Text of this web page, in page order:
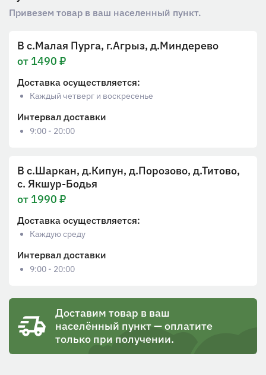
Привезем товар в ваш населенный пункт.
В с.Малая Пурга, г.Агрыз, д.Миндерево
от 1490 ₽
Доставка осуществляется:
Каждый четверг и воскресенье
Интервал доставки
9:00 - 20:00
В с.Шаркан, д.Кипун, д.Порозово, д.Титово,
с. Якшур-Бодья
от 1990 ₽
Доставка осуществляется:
Каждую среду
Интервал доставки
9:00 - 20:00
Доставим товар в ваш
населённый пункт — оплатите
только при получении.